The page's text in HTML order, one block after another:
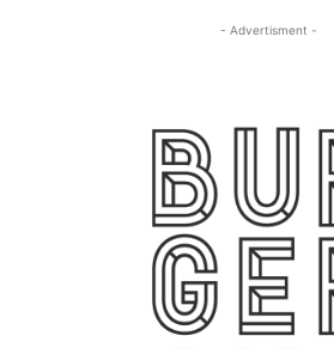
- Advertisment -